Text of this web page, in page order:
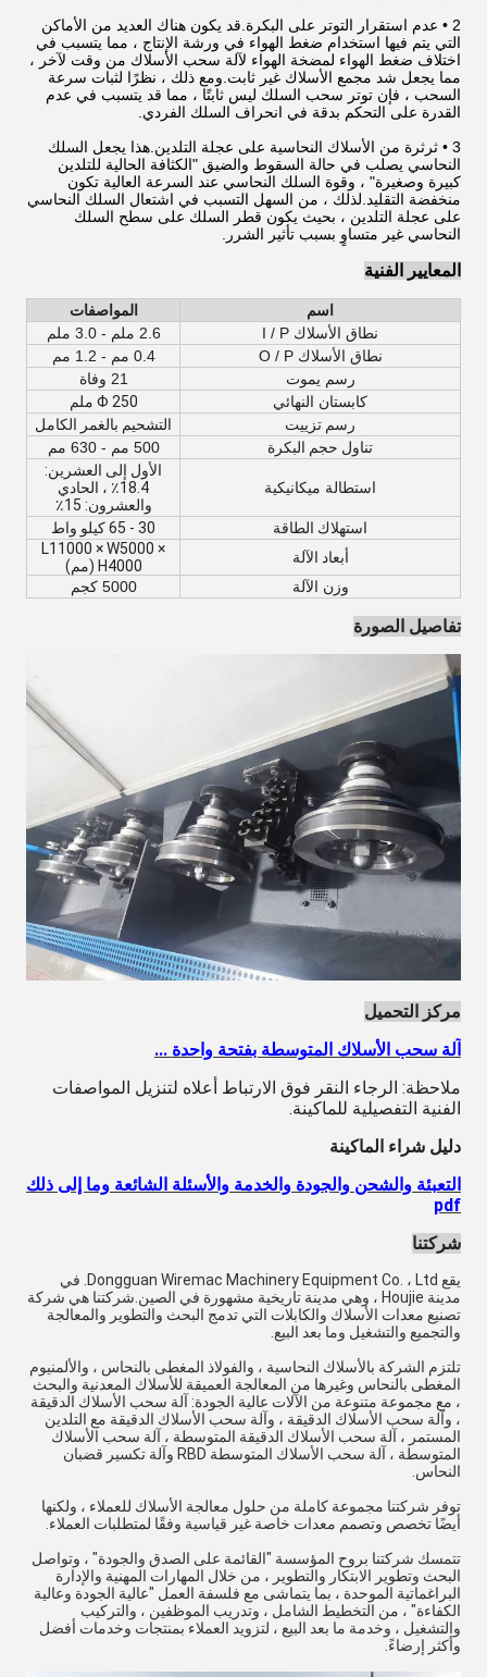
2 • عدم استقرار التوتر على البكرة.قد يكون هناك العديد من الأماكن
التي يتم فيها استخدام ضغط الهواء في ورشة الإنتاج ، مما يتسبب في
اختلاف ضغط الهواء لمضخة الهواء لآلة سحب الأسلاك من وقت لآخر ،
مما يجعل شد مجمع الأسلاك غير ثابت.ومع ذلك ، نظرًا لثبات سرعة
السحب ، فإن توتر سحب السلك ليس ثابتًا ، مما قد يتسبب في عدم
القدرة على التحكم بدقة في انحراف السلك الفردي.
3 • ثرثرة من الأسلاك النحاسية على عجلة التلدين.هذا يجعل السلك
النحاسي يصلب في حالة السقوط والضيق "الكثافة الحالية للتلدين
كبيرة وصغيرة" ، وقوة السلك النحاسي عند السرعة العالية تكون
منخفضة التقليد.لذلك ، من السهل التسبب في اشتعال السلك النحاسي
على عجلة التلدين ، بحيث يكون قطر السلك على سطح السلك
النحاسي غير متساوٍ بسبب تأثير الشرر.
المعايير الفنية
اسم
المواصفات
نطاق الأسلاك I / P
2.6 ملم - 3.0 ملم
نطاق الأسلاك O / P
0.4 مم - 1.2 مم
رسم يموت
21 وفاة
كابستان النهائي
Φ 250 ملم
رسم تزييت
التشحيم بالغمر الكامل
تناول حجم البكرة
500 مم - 630 مم
استطالة ميكانيكية
الأول إلى العشرين:
18.4٪ ، الحادي
والعشرون: 15٪
استهلاك الطاقة
30 - 65 كيلو واط
أبعاد الآلة
L11000 × W5000 ×
H4000 (مم)
وزن الآلة
5000 كجم
تفاصيل الصورة
مركز التحميل
آلة سحب الأسلاك المتوسطة بفتحة واحدة ...
ملاحظة: الرجاء النقر فوق الارتباط أعلاه لتنزيل المواصفات
الفنية التفصيلية للماكينة.
دليل شراء الماكينة
التعبئة والشحن والجودة والخدمة والأسئلة الشائعة وما إلى ذلك
pdf
شركتنا
يقع Dongguan Wiremac Machinery Equipment Co. ، Ltd. في
مدينة Houjie ، وهي مدينة تاريخية مشهورة في الصين.شركتنا هي شركة
تصنيع معدات الأسلاك والكابلات التي تدمج البحث والتطوير والمعالجة
والتجميع والتشغيل وما بعد البيع.
تلتزم الشركة بالأسلاك النحاسية ، والفولاذ المغطى بالنحاس ، والألمنيوم
المغطى بالنحاس وغيرها من المعالجة العميقة للأسلاك المعدنية والبحث
، مع مجموعة متنوعة من الآلات عالية الجودة: آلة سحب الأسلاك الدقيقة
، وآلة سحب الأسلاك الدقيقة ، وآلة سحب الأسلاك الدقيقة مع التلدين
المستمر ، آلة سحب الأسلاك الدقيقة المتوسطة ، آلة سحب الأسلاك
المتوسطة ، آلة سحب الأسلاك المتوسطة RBD وآلة تكسير قضبان
النحاس.
توفر شركتنا مجموعة كاملة من حلول معالجة الأسلاك للعملاء ، ولكنها
أيضًا تخصص وتصمم معدات خاصة غير قياسية وفقًا لمتطلبات العملاء.
تتمسك شركتنا بروح المؤسسة "القائمة على الصدق والجودة" ، وتواصل
البحث وتطوير الابتكار والتطوير ، من خلال المهارات المهنية والإدارة
البراغماتية الموحدة ، بما يتماشى مع فلسفة العمل "عالية الجودة وعالية
الكفاءة" ، من التخطيط الشامل ، وتدريب الموظفين ، والتركيب
والتشغيل ، وخدمة ما بعد البيع ، لتزويد العملاء بمنتجات وخدمات أفضل
وأكثر إرضاءً.